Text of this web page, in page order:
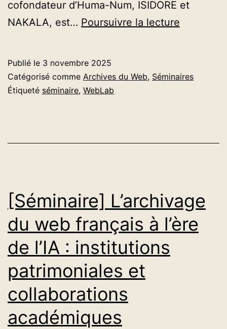
cofondateur d’Huma-Num, ISIDORE et
NAKALA, est… Poursuivre la lecture
à
sites
et
Publié le 3 novembre 2025
Catégorisé comme Archives du Web, Séminaires
Étiqueté séminaire, WebLab
[Séminaire] L’archivage
du web français à l’ère
de l’IA : institutions
patrimoniales et
collaborations
académiques